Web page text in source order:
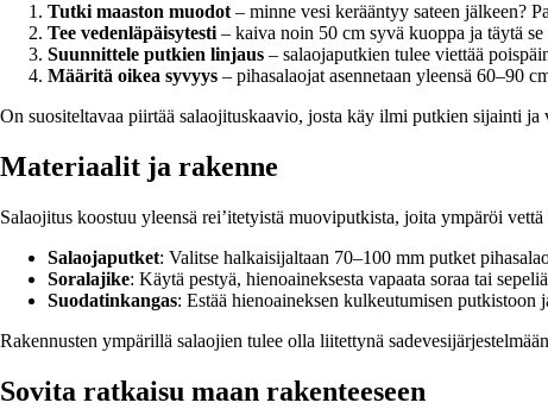
Tutki maaston muodot – minne vesi kerääntyy sateen jälkeen?
Tee vedenläpäisytesti – kaiva noin 50 cm syvä kuoppa ja täytä
Suunnittele putkien linjaus – salaojaputkien tulee viettää
Määritä oikea syvyys – pihasalaojat asennetaan yleensä 60–90
On suositeltavaa piirtää salaojituskaavio, josta käy ilmi putkien sijainti
Materiaalit ja rakenne
Salaojitus koostuu yleensä rei’itetyistä muoviputkista, joita ympäröi
Salaojaputket: Valitse halkaisijaltaan 70–100 mm putket
Soralajike: Käytä pestyä, hienoaineksesta vapaata soraa tai
Suodatinkangas: Estää hienoaineksen kulkeutumisen putkistoon
Rakennusten ympärillä salaojien tulee olla liitettynä
Sovita ratkaisu maan rakenteeseen